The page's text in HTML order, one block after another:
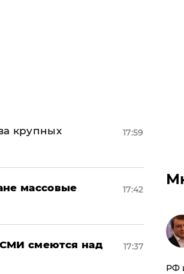
крупных
17:59
массовые
17:42
смеются над
17:37
РФ